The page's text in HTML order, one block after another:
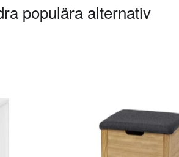
populära alternativ